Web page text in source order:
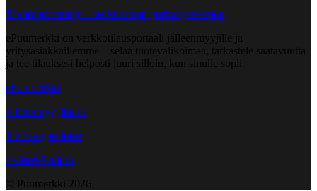
Tavarantoimittaja - tee kuorman purkuajanvaraus
ePuumerkki on verkkotilausportaali jälleenmyyjille ja
yritysasiakkaillemme – selaa tuotevalikoimaa, tarkastele saatavuutta
ja tee tilauksesi helposti juuri silloin, kun sinulle sopii.
ePuumerkki
Jälleenmyyjähaku
Tietosuojaseloste
Evästekäytäntö
© Puumerkki 2026